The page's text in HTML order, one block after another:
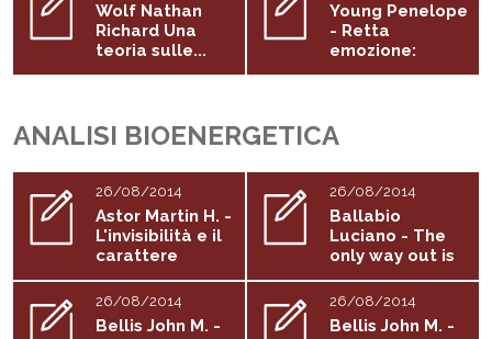
Wolf Nathan
Richard Una
teoria sulle...
Young Penelope
- Retta
emozione:
l'accesso alla...
ANALISI BIOENERGETICA
26/08/2014
Astor Martin H. -
L'invisibilità e il
carattere
26/08/2014
Ballabio
Luciano - The
only way out is
down
26/08/2014
Bellis John M. -
26/08/2014
Bellis John M. -